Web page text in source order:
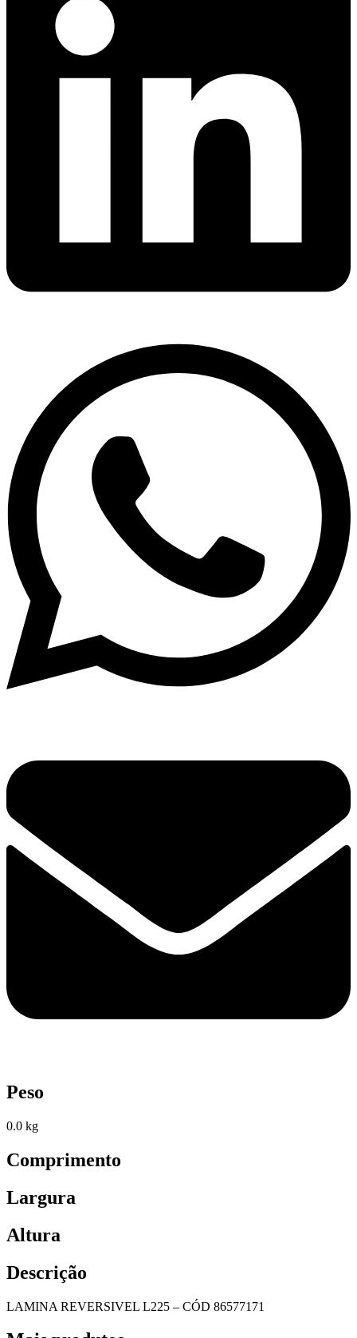
Peso
0.0 kg
Comprimento
Largura
Altura
Descrição
LAMINA REVERSIVEL L225 – CÓD 86577171